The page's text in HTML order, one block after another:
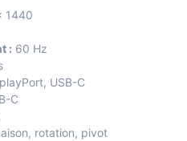
1440
: 60 Hz
USB-C
C
rotation, pivot